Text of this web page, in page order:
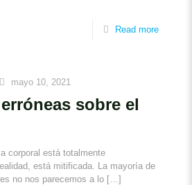
Read more
mayo 10, 2021
sobre el
corporal está totalmente
está mitificada. La mayoría de
no nos parecemos a lo […]